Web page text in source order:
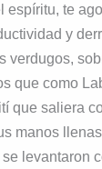
te
y
verdugos,
que como
que saliera
manos
levantaron